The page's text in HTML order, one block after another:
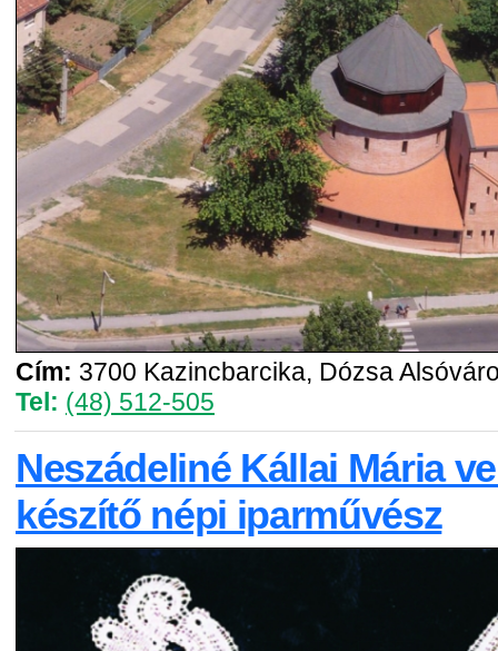
Cím: 3700 Kazincbarcika, Dózsa
Tel: (48) 512-505
Neszádeliné Kállai Mária
készítő népi iparművész